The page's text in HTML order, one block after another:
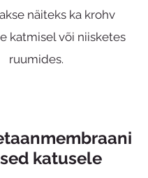
näiteks ka krohv
katmisel või niisketes
ruumides.
katusele